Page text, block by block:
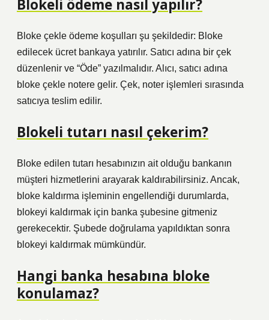
Blokeli ödeme nasıl yapılır?
Bloke çekle ödeme koşulları şu şekildedir: Bloke
edilecek ücret bankaya yatırılır. Satıcı adına bir çek
düzenlenir ve “Öde” yazılmalıdır. Alıcı, satıcı adına
bloke çekle notere gelir. Çek, noter işlemleri sırasında
satıcıya teslim edilir.
Blokeli tutarı nasıl çekerim?
Bloke edilen tutarı hesabınızın ait olduğu bankanın
müşteri hizmetlerini arayarak kaldırabilirsiniz. Ancak,
bloke kaldırma işleminin engellendiği durumlarda,
blokeyi kaldırmak için banka şubesine gitmeniz
gerekecektir. Şubede doğrulama yapıldıktan sonra
blokeyi kaldırmak mümkündür.
Hangi banka hesabına bloke
konulamaz?